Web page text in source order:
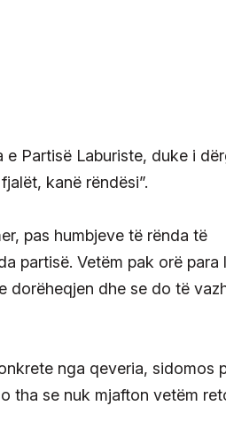
Partisë Laburiste, duke i
kanë rëndësi”.
pas humbjeve të rënda të
partisë. Vetëm pak orë para
dorëheqjen dhe se do të
nga qeveria, sidomos
tha se nuk mjafton vetëm